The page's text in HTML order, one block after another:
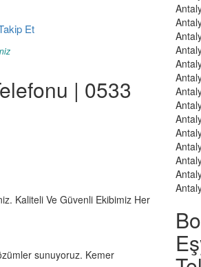
Et
| 0533
Kaliteli Ve Güvenli Ekibimiz Her
sunuyoruz. Kemer